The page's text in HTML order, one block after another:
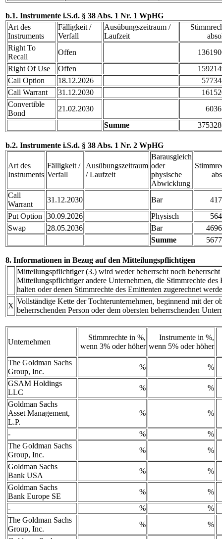
b.1. Instrumente i.S.d. § 38 Abs. 1 Nr. 1 WpHG
Art des
Instruments
Fälligkeit /
Verfall
Ausübungszeitraum /
Laufzeit
Right To
Recall
Offen
Right Of Use
Offen
Call Option
18.12.2026
Call Warrant
31.12.2030
Convertible
Bond
21.02.2030
Summe
b.2. Instrumente i.S.d. § 38 Abs. 1 Nr. 2 WpHG
Art des
Instruments
Fälligkeit /
Verfall
Ausübungszeitraum
/ Laufzeit
Barausgleich
oder
physische
Abwicklung
Call
Warrant
31.12.2030 Bar
Put Option
30.09.2026 Physisch
Swap
28.05.2036 Bar
Summe
8. Informationen in Bezug auf den Mitteilungspflichtigen
Mitteilungspflichtiger (3.) wird weder beherrscht noch beherrscht
Mitteilungspflichtiger andere Unternehmen, die Stimmrechte des
halten oder denen Stimmrechte des Emittenten zugerechnet
X
Vollständige Kette der Tochterunternehmen, beginnend mit der
beherrschenden Person oder dem obersten beherrschenden
Unternehmen
Stimmrechte in %,
wenn 3% oder höher
Instrumente in %,
wenn 5% oder höher
The Goldman Sachs
Group, Inc.
%
%
GSAM Holdings
LLC
%
%
Goldman Sachs
Asset Management,
L.P.
% %
- %
%
The Goldman Sachs
Group, Inc.
%
%
Goldman Sachs
Bank USA
%
%
Goldman Sachs
Bank Europe SE
%
%
-
%
%
The Goldman Sachs
Group, Inc.
%
%